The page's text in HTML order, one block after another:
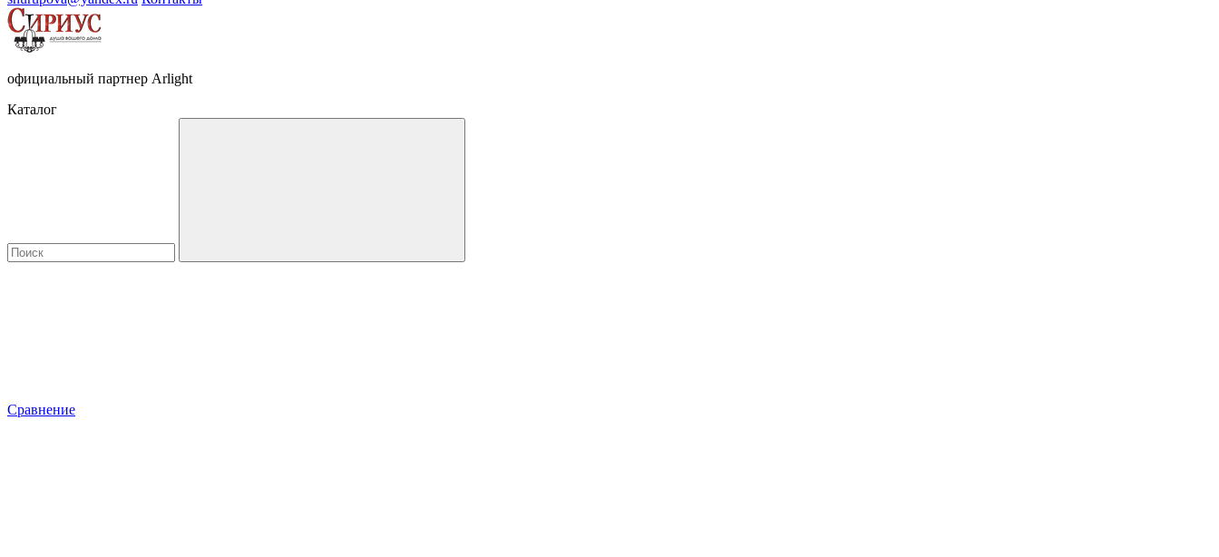
официальный партнер Arlight
Каталог
Сравнение